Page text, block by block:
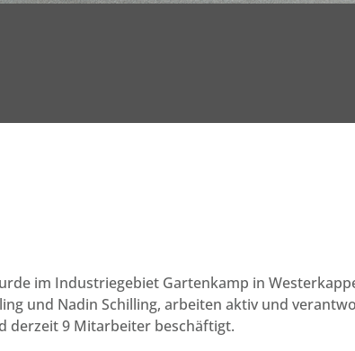
im Industriegebiet Gartenkamp in
und Nadin Schilling, arbeiten aktiv und
derzeit 9 Mitarbeiter beschäftigt.